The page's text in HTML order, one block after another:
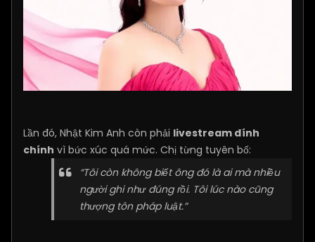
Lần đó, Nhật Kim Anh còn phải livestream đính
chính vì bức xúc quá mức. Chị từng tuyên bố:
“Tôi còn không biết ông đó là ai mà nhiều
người ghi như đúng rồi. Tôi lúc nào cũng
thượng tôn pháp luật.”